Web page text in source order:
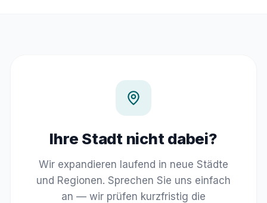
Ihre Stadt nicht dabei?
Wir expandieren laufend in neue Städte
und Regionen. Sprechen Sie uns einfach
an — wir prüfen kurzfristig die